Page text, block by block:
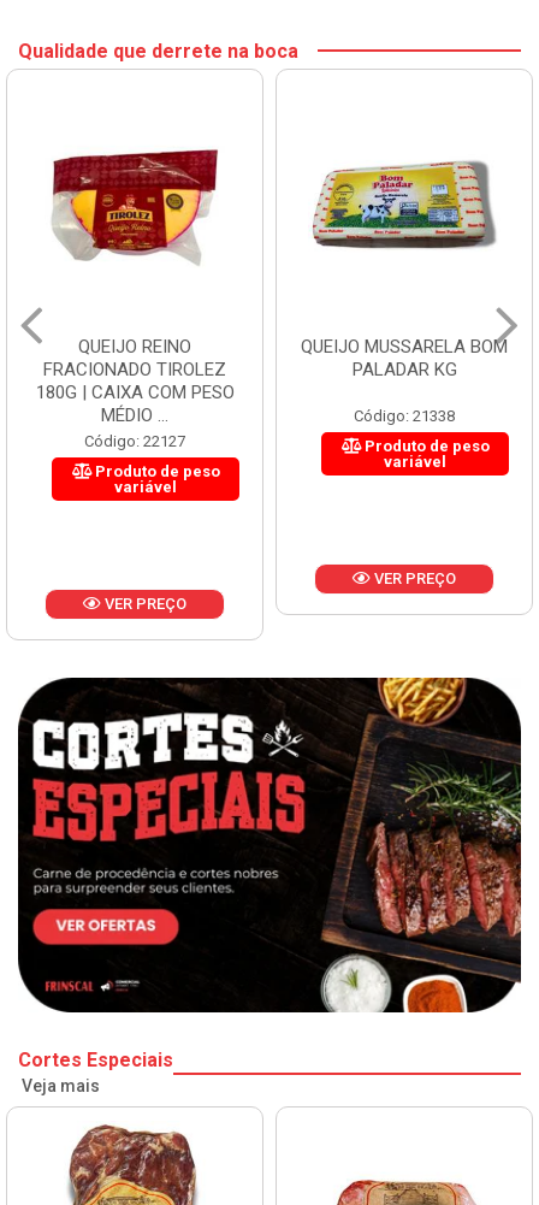
Qualidade que derrete na boca
QUEIJO REINO
FRACIONADO TIROLEZ
180G | CAIXA COM PESO
MÉDIO ...
Código: 22127
Produto de peso
variável
VER PREÇO
QUEIJO MUSSARELA BOM
PALADAR KG
Código: 21338
Produto de peso
variável
VER PREÇO
Cortes Especiais
Veja mais